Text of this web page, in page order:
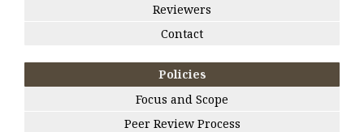
Reviewers
Contact
Policies
Focus and Scope
Peer Review Process